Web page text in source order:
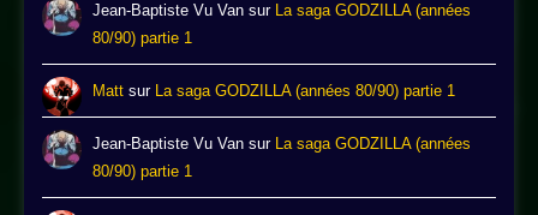
Jean-Baptiste Vu Van sur La saga GODZILLA (années
80/90) partie 1
Matt sur La saga GODZILLA (années 80/90) partie 1
Jean-Baptiste Vu Van sur La saga GODZILLA (années
80/90) partie 1